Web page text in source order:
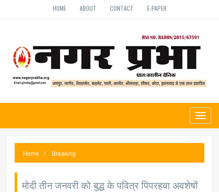
HOME ABOUT CONTACT E-PAPER
Home Breaking
मोदी तीन जनवरी को बुद्ध के पवित्र पिपरहवा अवशेषों